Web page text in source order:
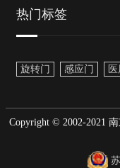
热门标签
旋转门 感应门
Copyright © 2002-2021